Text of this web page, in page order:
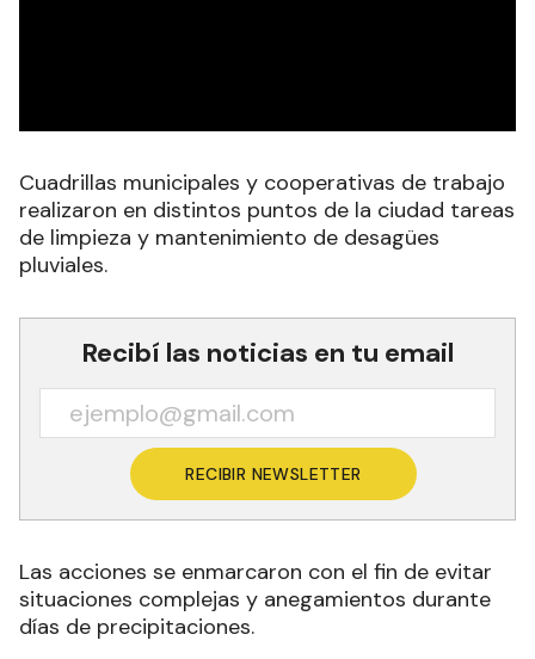
Cuadrillas municipales y cooperativas de trabajo
realizaron en distintos puntos de la ciudad tareas
de limpieza y mantenimiento de desagües
pluviales.
Recibí las noticias en tu email
RECIBIR NEWSLETTER
Las acciones se enmarcaron con el fin de evitar
situaciones complejas y anegamientos durante
días de precipitaciones.